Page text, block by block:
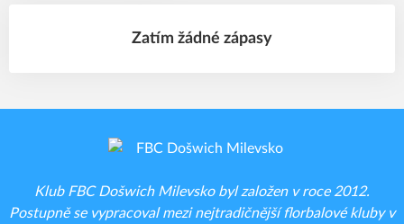
Zatím žádné zápasy
Klub FBC Došwich Milevsko byl založen v roce 2012.
Postupně se vypracoval mezi nejtradičnější florbalové kluby v